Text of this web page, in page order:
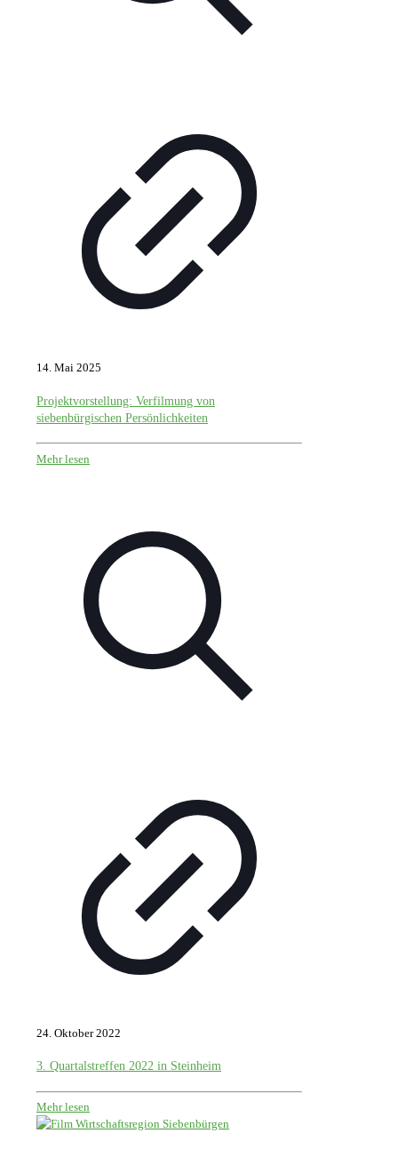
14. Mai 2025
Projektvorstellung: Verfilmung von
siebenbürgischen Persönlichkeiten
Mehr lesen
24. Oktober 2022
3. Quartalstreffen 2022 in Steinheim
Mehr lesen